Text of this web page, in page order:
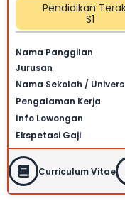
Pendidikan
S1
Nama Panggilan
Jurusan
Nama Sekolah /
Pengalaman Kerja
Info Lowongan
Ekspetasi Gaji
Curriculum Vitae